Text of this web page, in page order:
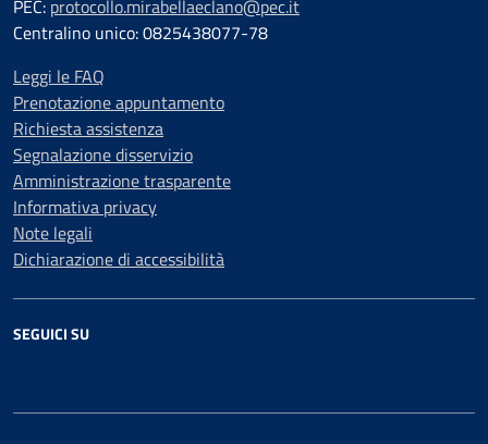
PEC: protocollo.mirabellaeclano@pec.it
Centralino unico: 0825438077-78
Leggi le FAQ
Prenotazione appuntamento
Richiesta assistenza
Segnalazione disservizio
Amministrazione trasparente
Informativa privacy
Note legali
Dichiarazione di accessibilità
SEGUICI SU